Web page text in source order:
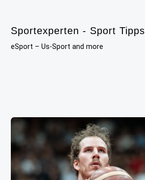
content
Sportexperten - Sport Tipps
eSport – Us-Sport and more